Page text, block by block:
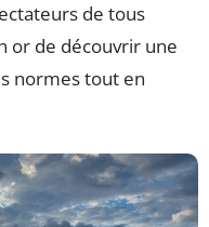
de tous
or de découvrir une
normes tout en